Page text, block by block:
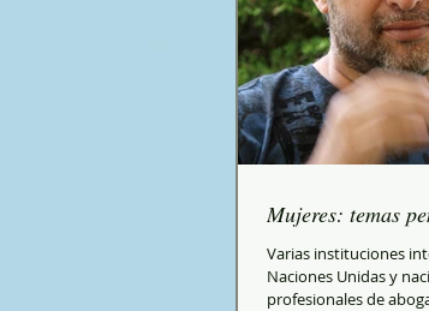
Mujeres: temas
Varias instituciones
Naciones Unidas y
profesionales de